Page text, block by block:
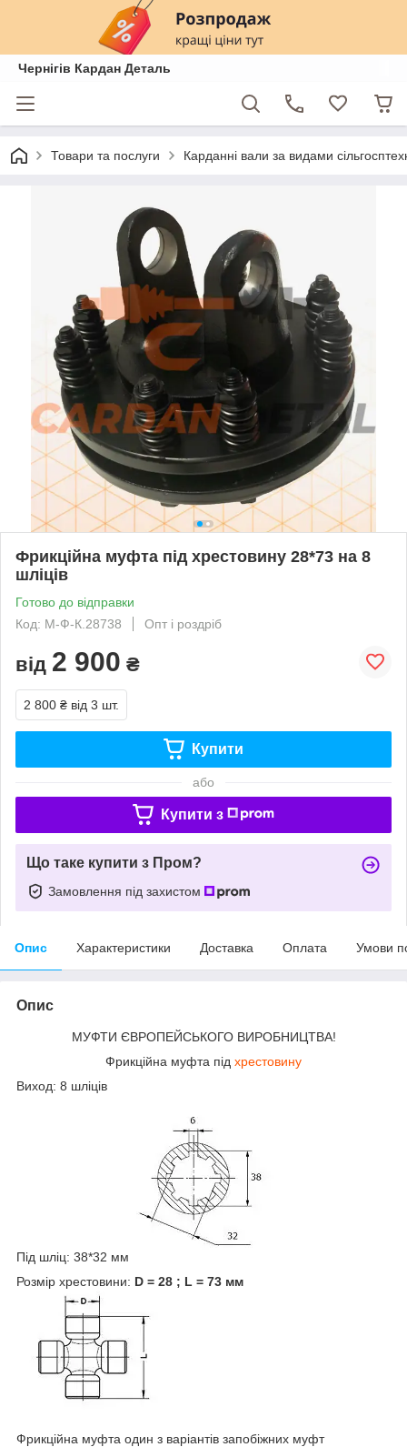
Чернігів Кардан Деталь
Товари та послуги Карданні вали за видами
Фрикційна муфта під хрестовину 28*73 на 8
шліців
Готово до відправки
Код: М-Ф-К.28738
Опт і роздріб
від 2 900 ₴
2 800 ₴ від 3 шт.
Купити
або
Купити з
Що таке купити з Пром?
Замовлення під захистом
Опис Характеристики Доставка Оплата Умови
Опис
МУФТИ ЄВРОПЕЙСЬКОГО ВИРОБНИЦТВА!
Фрикційна муфта під хрестовину
Виход: 8 шліців
Під шліц: 38*32 мм
Розмір хрестовини: D = 28 ; L = 73 мм
Фрикційна муфта один з варіантів запобіжних муфт